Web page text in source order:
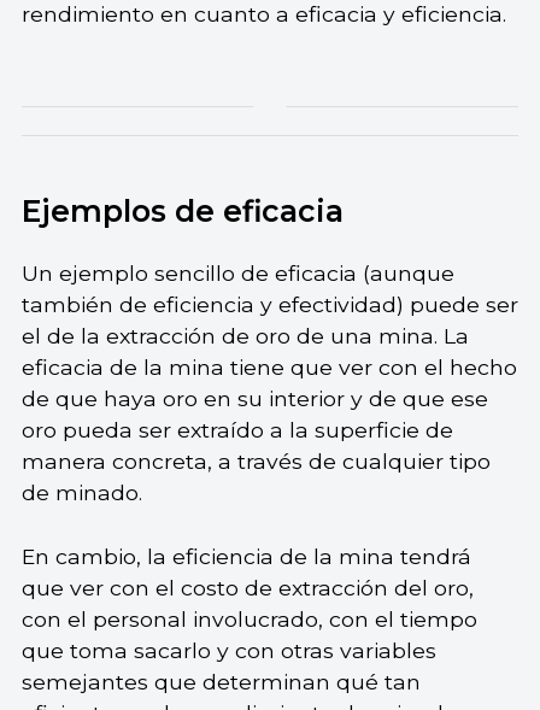
rendimiento en cuanto a eficacia y eficiencia.
Ejemplos de eficacia
Un ejemplo sencillo de eficacia (aunque
también de eficiencia y efectividad) puede ser
el de la extracción de oro de una mina. La
eficacia de la mina tiene que ver con el hecho
de que haya oro en su interior y de que ese
oro pueda ser extraído a la superficie de
manera concreta, a través de cualquier tipo
de minado.
En cambio, la eficiencia de la mina tendrá
que ver con el costo de extracción del oro,
con el personal involucrado, con el tiempo
que toma sacarlo y con otras variables
semejantes que determinan qué tan